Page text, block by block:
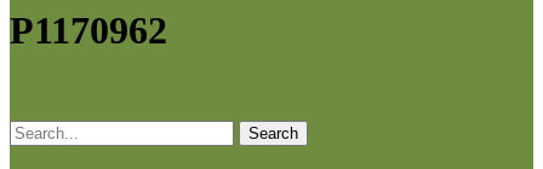
P1170962
Search